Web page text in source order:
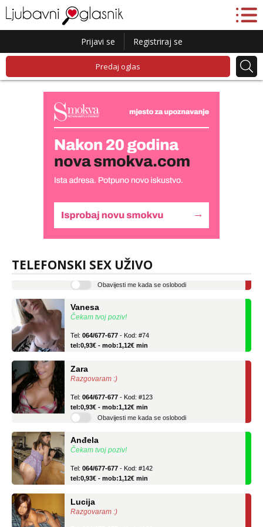
Prijavi se Registriraj se
Predaj oglas
TELEFONSKI SEX UŽIVO
Lucija
Razgovaram :)
tel:0,93€ - mob:1,12€ min
Čekam tvoj poziv!
tel:0,93€ - mob:1,12€ min
Razgovaram :)
tel:0,93€ - mob:1,12€ min
Obavijesti me kada se oslobodi
Čekam tvoj poziv!
tel:0,93€ - mob:1,12€ min
Razgovaram :)